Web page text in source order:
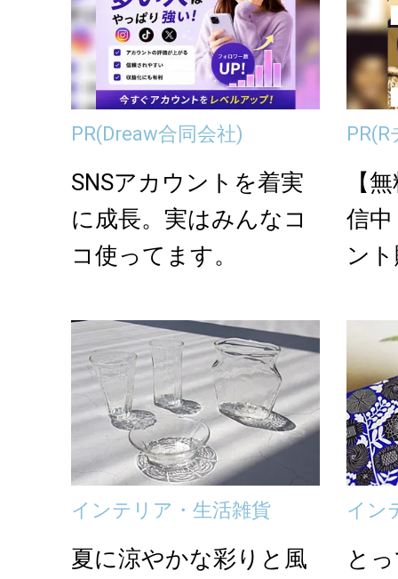
PR(Dreaw合同会社)
SNSアカウントを着実
に成長。実はみんなコ
コ使ってます。
PR(R
【
信
ン
インテリア・生活雑貨
夏に涼やかな彩りと風
イン
と